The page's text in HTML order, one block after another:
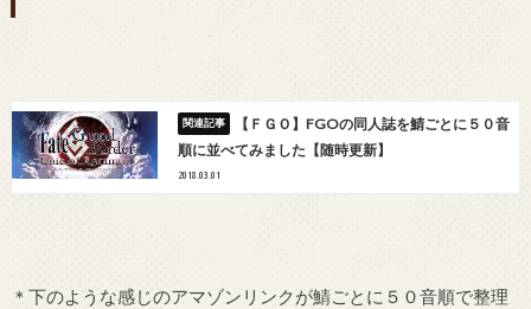
【ＦＧＯ】FGOの同人誌を鯖ごとに５０音
順に並べてみました【随時更新】
2018.03.01
＊下のような感じのアマゾンリンクが鯖ごとに５０音順で整理